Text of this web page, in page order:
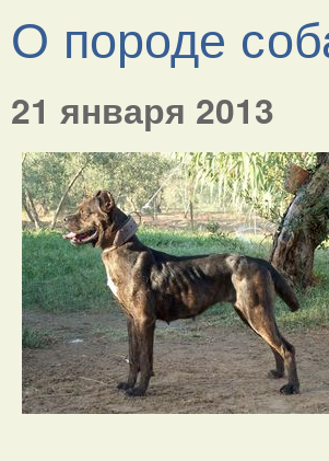
О породе
21 января 2013